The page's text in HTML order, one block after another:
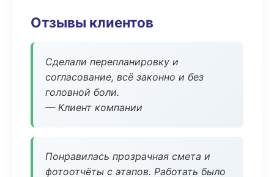
Отзывы клиентов
Сделали перепланировку и
согласование, всё законно и без
головной боли.
— Клиент компании
Понравилась прозрачная смета и
фотоотчёты с этапов. Работать было